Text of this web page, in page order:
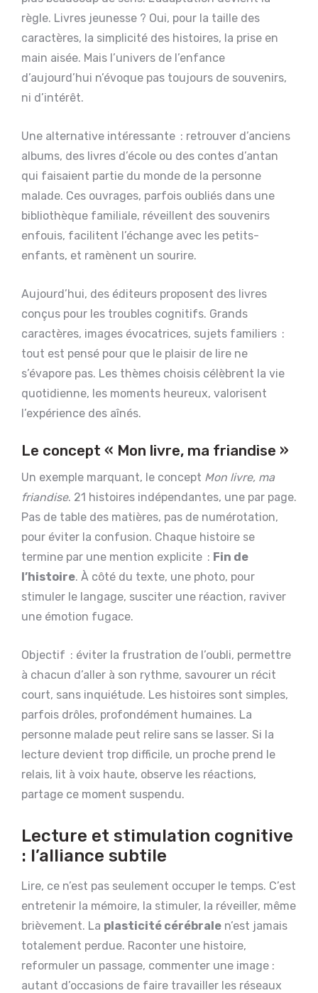
règle. Livres jeunesse ? Oui, pour la taille des
caractères, la simplicité des histoires, la prise en
main aisée. Mais l’univers de l’enfance
d’aujourd’hui n’évoque pas toujours de souvenirs,
ni d’intérêt.
Une alternative intéressante : retrouver d’anciens
albums, des livres d’école ou des contes d’antan
qui faisaient partie du monde de la personne
malade. Ces ouvrages, parfois oubliés dans une
bibliothèque familiale, réveillent des souvenirs
enfouis, facilitent l’échange avec les petits-
enfants, et ramènent un sourire.
Aujourd’hui, des éditeurs proposent des livres
conçus pour les troubles cognitifs. Grands
caractères, images évocatrices, sujets familiers :
tout est pensé pour que le plaisir de lire ne
s’évapore pas. Les thèmes choisis célèbrent la vie
quotidienne, les moments heureux, valorisent
l’expérience des aînés.
Le concept « Mon livre, ma friandise »
Un exemple marquant, le concept Mon livre, ma
friandise. 21 histoires indépendantes, une par page.
Pas de table des matières, pas de numérotation,
pour éviter la confusion. Chaque histoire se
termine par une mention explicite : Fin de
l’histoire. À côté du texte, une photo, pour
stimuler le langage, susciter une réaction, raviver
une émotion fugace.
Objectif : éviter la frustration de l’oubli, permettre
à chacun d’aller à son rythme, savourer un récit
court, sans inquiétude. Les histoires sont simples,
parfois drôles, profondément humaines. La
personne malade peut relire sans se lasser. Si la
lecture devient trop difficile, un proche prend le
relais, lit à voix haute, observe les réactions,
partage ce moment suspendu.
Lecture et stimulation cognitive
: l’alliance subtile
Lire, ce n’est pas seulement occuper le temps. C’est
entretenir la mémoire, la stimuler, la réveiller, même
brièvement. La plasticité cérébrale n’est jamais
totalement perdue. Raconter une histoire,
reformuler un passage, commenter une image :
autant d’occasions de faire travailler les réseaux